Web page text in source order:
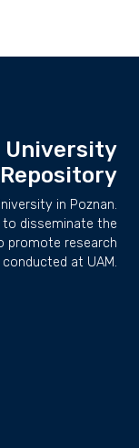
University
Repository
in Poznan.
disseminate the
promote research
conducted at UAM.